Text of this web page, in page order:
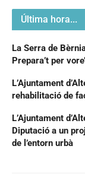
Última hora...
La Serra de
Prepara’t per vore’l
L’Ajuntament
rehabilitació de
L’Ajuntament
Diputació a un
de l’entorn urbà